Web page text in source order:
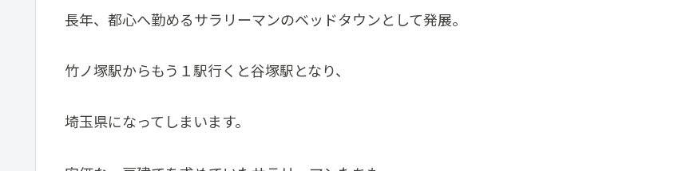
長年、都心へ勤めるサラリーマンのベッドタウンとして発展。
竹ノ塚駅からもう１駅行くと谷塚駅となり、
埼玉県になってしまいます。